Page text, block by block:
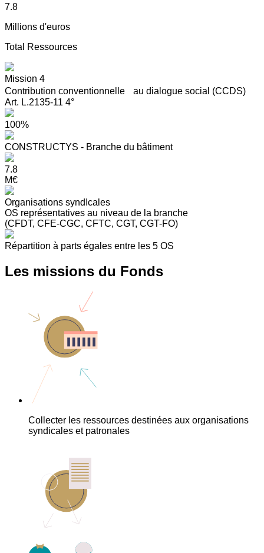
7.8
Millions d'euros
Total Ressources
Mission 4
Contribution conventionnelle au dialogue social (CCDS)
Art. L.2135-11 4°
100%
CONSTRUCTYS - Branche du bâtiment
7.8
M€
Organisations syndIcales
OS représentatives au niveau de la branche
(CFDT, CFE-CGC, CFTC, CGT, CGT-FO)
Répartition à parts égales entre les 5 OS
Les missions du Fonds
Collecter les ressources destinées aux organisations
syndicales et patronales